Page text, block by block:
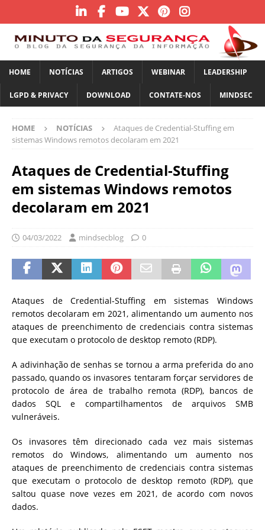
HOME NOTÍCIAS ARTIGOS WEBINAR LEADERSHIP
LGPD & PRIVACY DOWNLOAD CONTATE-NOS MINDSEC
HOME NOTÍCIAS
Ataques de Credential-Stuffing em
sistemas Windows remotos decolaram em 2021
Ataques de Credential-Stuffing
em sistemas Windows remotos
decolaram em 2021
04/03/2022 mindsecblog 0
Ataques de Credential-Stuffing em sistemas Windows
remotos decolaram em 2021, alimentando um aumento nos
ataques de preenchimento de credenciais contra sistemas
que executam o protocolo de desktop remoto (RDP).
A adivinhação de senhas se tornou a arma preferida do ano
passado, quando os invasores tentaram forçar servidores de
protocolo de área de trabalho remota (RDP), bancos de
dados SQL e compartilhamentos de arquivos SMB
vulneráveis.
Os invasores têm direcionado cada vez mais sistemas
remotos do Windows, alimentando um aumento nos
ataques de preenchimento de credenciais contra sistemas
que executam o protocolo de desktop remoto (RDP), que
saltou quase nove vezes em 2021, de acordo com novos
dados.